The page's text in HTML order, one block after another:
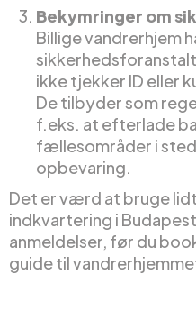
Bekymringer om
Billige vandrerhjem
ikke tjekker ID eller
De tilbyder som
f.eks. at efterlade
fællesområder i
opbevaring.
Det er værd at bruge
indkvartering i
anmeldelser, før du
guide til